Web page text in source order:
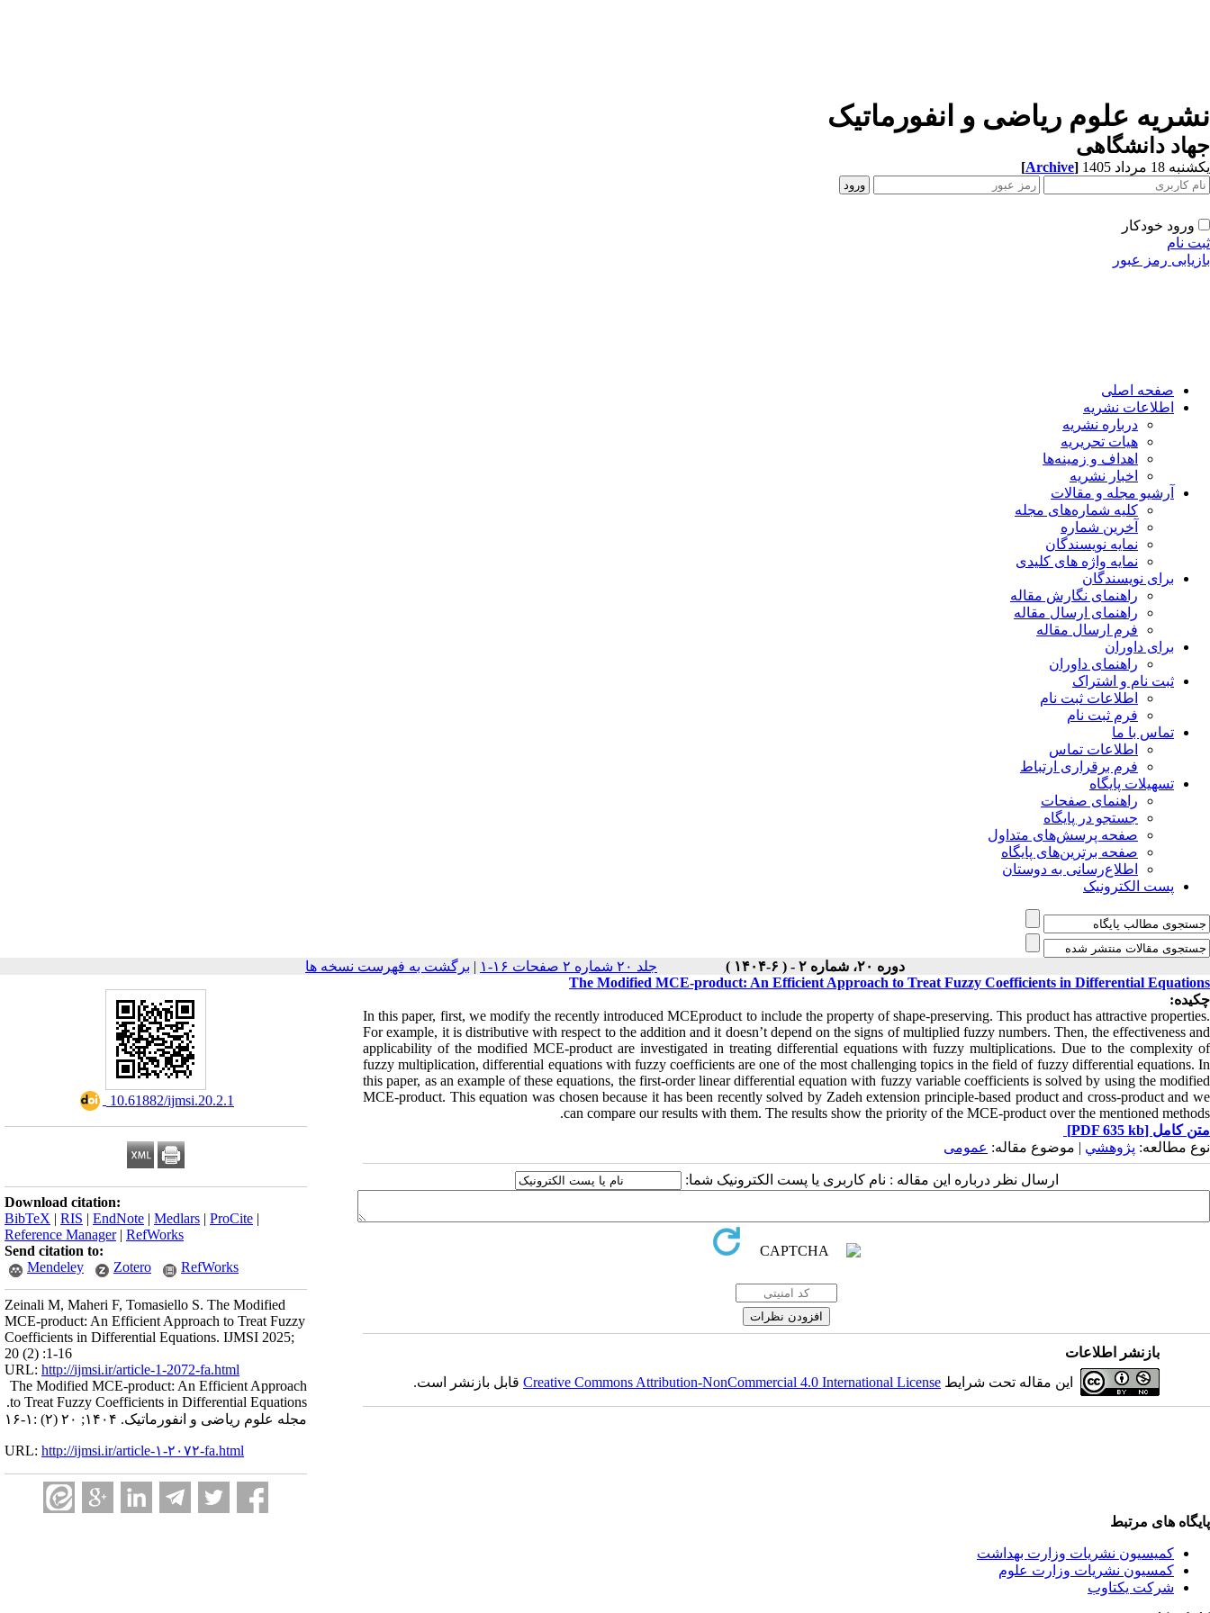
نشریه علوم ریاضی و انفورماتیک
جهاد دانشگاهی
یکشنبه 18 مرداد 1405 [Archive]
ورود خودکار
ثبت نام
بازیابی رمز عبور
صفحه اصلی
اطلاعات نشریه
درباره نشریه
هیات تحریریه
اهداف و زمینه‌ها
اخبار نشریه
آرشیو مجله و مقالات
کلیه شماره‌های مجله
آخرین شماره
نمایه نویسندگان
نمایه واژه های کلیدی
برای نویسندگان
راهنمای نگارش مقاله
راهنمای ارسال مقاله
فرم ارسال مقاله
برای داوران
راهنمای داوران
ثبت نام و اشتراک
اطلاعات ثبت نام
فرم ثبت نام
تماس با ما
اطلاعات تماس
فرم برقراری ارتباط
تسهیلات پایگاه
راهنمای صفحات
جستجو در پایگاه
صفحه پرسش‌های متداول
صفحه برترین‌های پایگاه
اطلاع‌رسانی به دوستان
پست الکترونیک
دوره ۲۰، شماره ۲ - ( ۶-۱۴۰۴ ) جلد ۲۰ شماره ۲ صفحات ۱۶-۱ | برگشت به فهرست نسخه ها
‎ 10.61882/ijmsi.20.2.1
Download citation:
BibTeX | RIS | EndNote | Medlars | ProCite |
Reference Manager| RefWorks
Send citation to:
Mendeley
Zotero RefWorks
Zeinali M, Maheri F, Tomasiello S. The Modified
MCE-product: An Efficient Approach to Treat Fuzzy
Coefficients in Differential Equations. IJMSI 2025;
20 (2) :1-16
URL: http://ijmsi.ir/article-1-2072-fa.html
The Modified MCE-product: An Efficient Approach
to Treat Fuzzy Coefficients in Differential Equations.
مجله علوم ریاضی و انفورماتیک. ۱۴۰۴; ۲۰ (۲) :۱-۱۶
URL: http://ijmsi.ir/article-۱-۲۰۷۲-fa.html
The Modified MCE-product: An Efficient Approach to Treat Fuzzy Coefficients in Differential Equations
چکیده:
In this paper, first, we modify the recently introduced MCEproduct to include the property of shape-preserving. This product has attractive properties.
For example, it is distributive with respect to the addition and it doesn’t depend on the signs of multiplied fuzzy numbers. Then, the effectiveness and
applicability of the modified MCE-product are investigated in treating differential equations with fuzzy multiplications. Due to the complexity of
fuzzy multiplication, differential equations with fuzzy coefficients are one of the most challenging topics in the field of fuzzy differential equations. In
this paper, as an example of these equations, the first-order linear differential equation with fuzzy variable coefficients is solved by using the modified
MCE-product. This equation was chosen because it has been recently solved by Zadeh extension principle-based product and cross-product and we
can compare our results with them. The results show the priority of the MCE-product over the mentioned methods.
متن کامل [PDF 635 kb]
نوع مطالعه: پژوهشي | موضوع مقاله: عمومى
ارسال نظر درباره این مقاله : نام کاربری یا پست الکترونیک شما:
بازنشر اطلاعات
این مقاله تحت شرایط Creative Commons Attribution-NonCommercial 4.0 International Licenseقابل بازنشر است.
پایگاه های مرتبط
کمیسیون نشریات وزارت بهداشت
کمسیون نشریات وزارت علوم
شرکت یکتاوب